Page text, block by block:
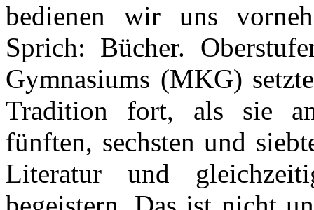
bedienen wir uns
Sprich: Bücher.
Gymnasiums (MKG)
Tradition fort, als sie
fünften, sechsten und
Literatur und